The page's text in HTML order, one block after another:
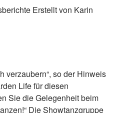
Erstellt von Karin
verzaubern“, so der Hinweis
Life für diesen
Sie die Gelegenheit beim
Die Showtanzgruppe